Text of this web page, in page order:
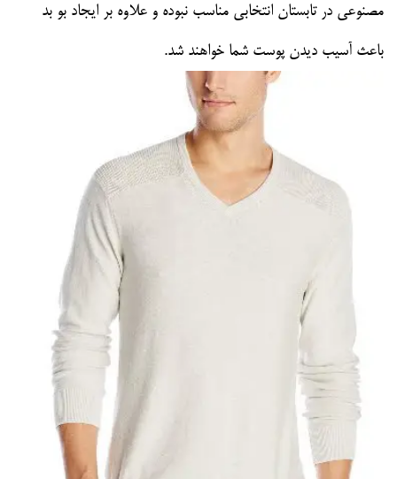
مصنوعی در تابستان انتخابی مناسب نبوده و علاوه بر ایجاد بو بد
باعث آسیب دیدن پوست شما خواهند شد.